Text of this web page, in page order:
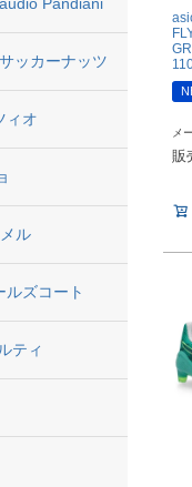
PUMA|プ
soccer
UMBRO|
hummel|
その他
ゴールキ
ッカーナッツ
ィオ
ル
ルズコート
ティ
メ
販